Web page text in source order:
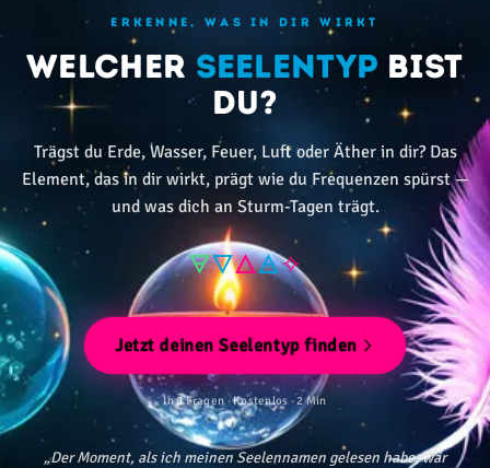
ERKENNE, WAS IN DIR WIRKT
Welcher Seelentyp bist
du?
Trägst du Erde, Wasser, Feuer, Luft oder Äther in dir? Das
Element, das in dir wirkt, prägt wie du Frequenzen spürst —
und was dich an Sturm-Tagen trägt.
🜃🜄🜂🜁✧
Jetzt deinen Seelentyp finden
In 6 Fragen · Kostenlos · 2 Min
„Der Moment, als ich meinen Seelennamen gelesen habe, war